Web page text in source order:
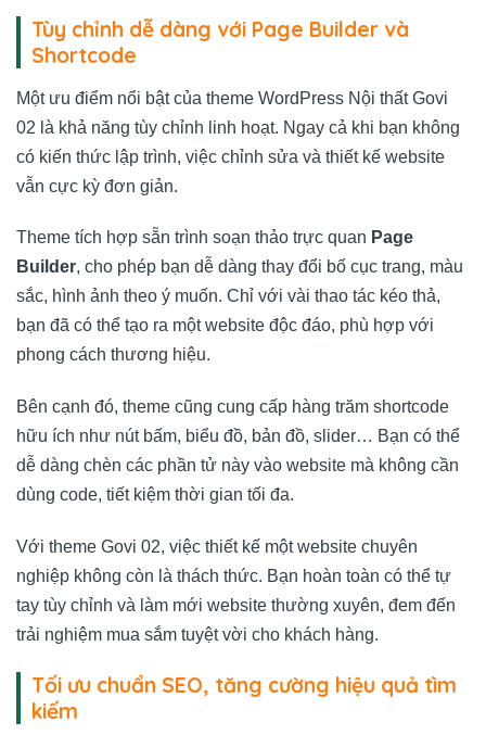
Tùy chỉnh dễ dàng với Page Builder và
Shortcode
Một ưu điểm nổi bật của theme WordPress Nội thất Govi
02 là khả năng tùy chỉnh linh hoạt. Ngay cả khi bạn không
có kiến thức lập trình, việc chỉnh sửa và thiết kế website
vẫn cực kỳ đơn giản.
Theme tích hợp sẵn trình soạn thảo trực quan Page
Builder, cho phép bạn dễ dàng thay đổi bố cục trang, màu
sắc, hình ảnh theo ý muốn. Chỉ với vài thao tác kéo thả,
bạn đã có thể tạo ra một website độc đáo, phù hợp với
phong cách thương hiệu.
Bên cạnh đó, theme cũng cung cấp hàng trăm shortcode
hữu ích như nút bấm, biểu đồ, bản đồ, slider… Bạn có thể
dễ dàng chèn các phần tử này vào website mà không cần
dùng code, tiết kiệm thời gian tối đa.
Với theme Govi 02, việc thiết kế một website chuyên
nghiệp không còn là thách thức. Bạn hoàn toàn có thể tự
tay tùy chỉnh và làm mới website thường xuyên, đem đến
trải nghiệm mua sắm tuyệt vời cho khách hàng.
Tối ưu chuẩn SEO, tăng cường hiệu quả tìm
kiếm